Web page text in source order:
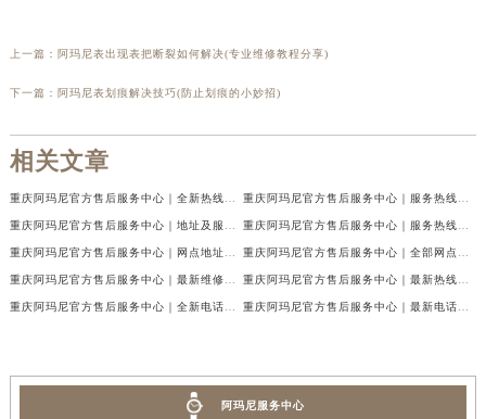
上一篇： 阿玛尼表出现表把断裂如何解决(专业维修教程分享)
下一篇： 阿玛尼表划痕解决技巧(防止划痕的小妙招)
相关文章
阿玛尼服务中心